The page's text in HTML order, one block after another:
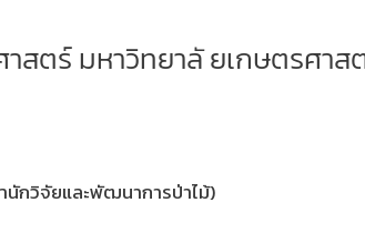
สตร์ มหาวิทยาลั ยเกษตรศาส
นักวิจัยและพัฒนาการป่าไม้)